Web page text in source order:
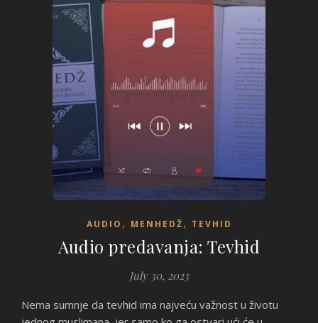
AUDIO , MENHEDŽ, TEVHID
Audio predavanja: Tevhid
July 30, 2023
Nema sumnje da tevhid ima najveću važnost u životu